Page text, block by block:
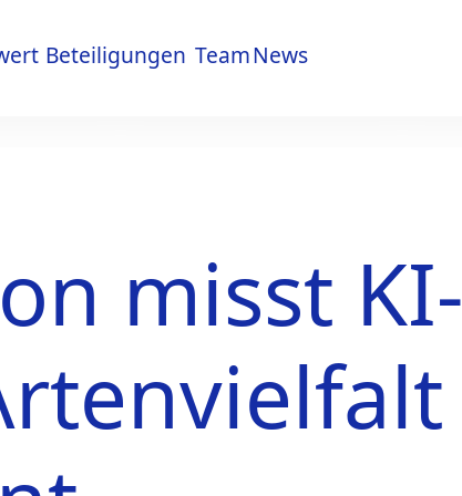
Beteiligungen TeamNews
misst KI-